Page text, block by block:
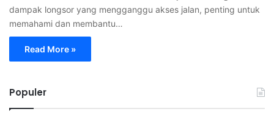
dampak longsor yang mengganggu akses jalan, penting untuk
memahami dan membantu…
Read More »
Populer